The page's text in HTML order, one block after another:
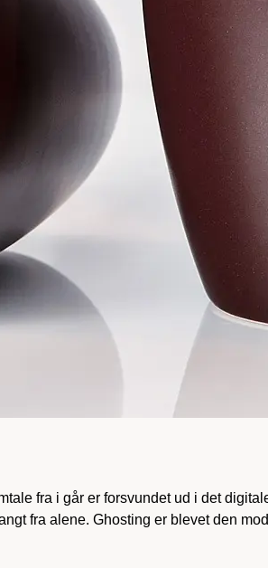
fra i går er forsvundet ud i det
fra alene. Ghosting er blevet den